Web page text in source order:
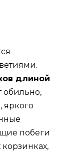
длиной
обильно,
яркого
побеги